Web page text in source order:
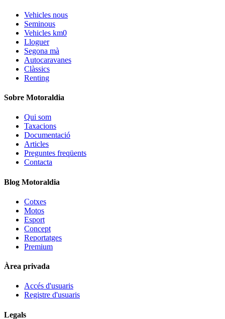
Vehicles nous
Seminous
Vehicles km0
Lloguer
Segona mà
Autocaravanes
Clàssics
Renting
Sobre Motoraldia
Qui som
Taxacions
Documentació
Articles
Preguntes freqüents
Contacta
Blog Motoraldia
Cotxes
Motos
Esport
Concept
Reportatges
Premium
Àrea privada
Accés d'usuaris
Registre d'usuaris
Legals